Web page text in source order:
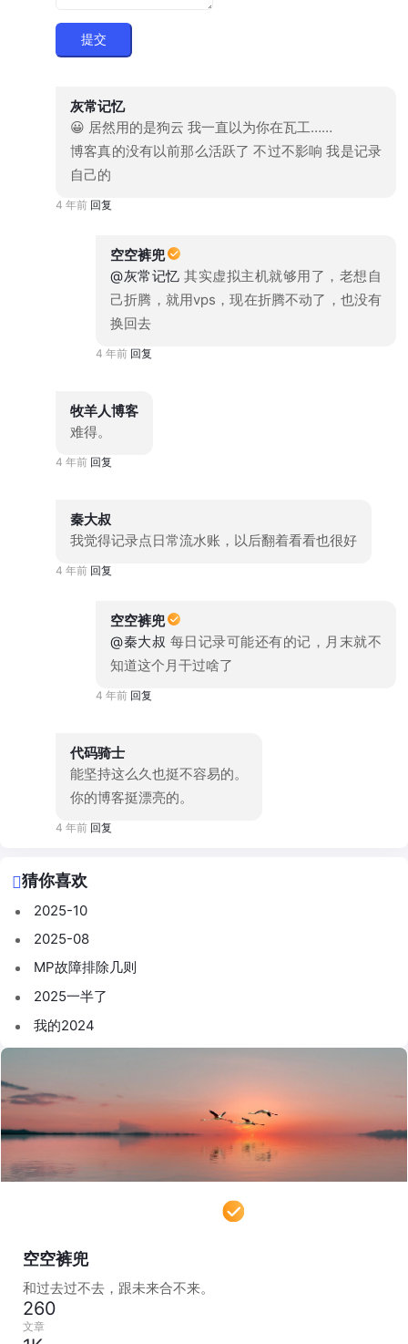
提交
灰常记忆
😀 居然用的是狗云 我一直以为你在瓦工……
博客真的没有以前那么活跃了 不过不影响 我是记录
自己的
4 年前 回复
空空裤兜
@灰常记忆 其实虚拟主机就够用了，老想自
己折腾，就用vps，现在折腾不动了，也没有
换回去
4 年前 回复
牧羊人博客
难得。
4 年前 回复
秦大叔
我觉得记录点日常流水账，以后翻着看看也很好
4 年前 回复
空空裤兜
@秦大叔 每日记录可能还有的记，月末就不
知道这个月干过啥了
4 年前 回复
代码骑士
能坚持这么久也挺不容易的。
你的博客挺漂亮的。
4 年前 回复
猜你喜欢
2025-10
2025-08
MP故障排除几则
2025一半了
我的2024
空空裤兜
和过去过不去，跟未来合不来。
260
文章